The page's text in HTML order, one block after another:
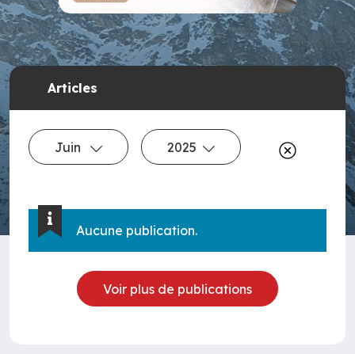
Articles
Juin 2025
Aucune publication.
Voir plus de publications